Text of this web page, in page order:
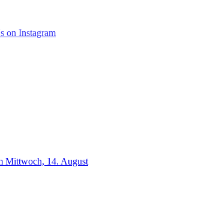
Mittwoch, 14. August